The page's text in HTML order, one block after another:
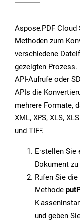
Aspose.PDF Cloud
Methoden zum
verschiedene
gezeigten Prozess.
API-Aufrufe oder
APIs die
mehrere Formate,
XML, XPS, XLS,
und TIFF.
Erstellen Sie
Dokument
Rufen Sie
Methode
und geben